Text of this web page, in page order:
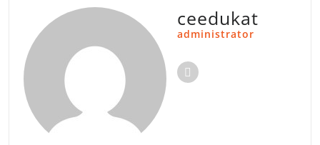
ceedukat
administrator